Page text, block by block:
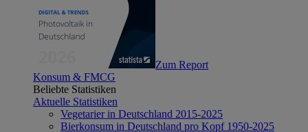
Zum Report
Konsum & FMCG
Beliebte Statistiken
Aktuelle Statistiken
Vegetarier in Deutschland 2015-2025
Bierkonsum in Deutschland pro Kopf 1950-2025